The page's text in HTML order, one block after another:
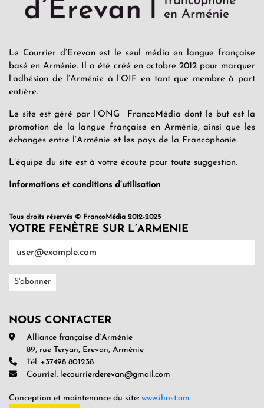
Le Courrier d’Erevan est le seul média en langue française
basé en Arménie. Il a été créé en octobre 2012 pour marquer
l’adhésion de l’Arménie à l’OIF en tant que membre à part
entière.
Le site est géré par l’ONG FrancoMédia dont le but est la
promotion de la langue française en Arménie, ainsi que les
échanges entre l’Arménie et les pays de la Francophonie.
L’équipe du site est à votre écoute pour toute suggestion.
Informations et conditions d’utilisation
Tous droits réservés © FrancoMédia 2012-2025
VOTRE FENÊTRE SUR L’ARMENIE
NOUS CONTACTER
Alliance française d’Arménie
89, rue Teryan, Erevan, Arménie
Tél. +37498 801238
Courriel. lecourrierderevan@gmail.com
Conception et maintenance du site: www.ihost.am